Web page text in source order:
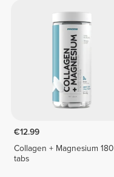
€12.99
Collagen + Magnesium 180
tabs